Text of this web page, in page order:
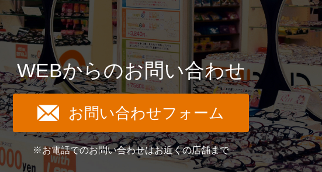
WEBからのお問い合わせ
お問い合わせフォーム
※お電話でのお問い合わせはお近くの店舗まで